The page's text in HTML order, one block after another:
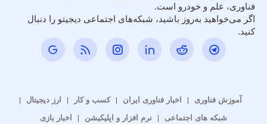
فناوری، علم و خودرو است.
اگر می‌خواهید به‌روز باشید، شبکه‌های اجتماعی دیجیتو را دنبال
کنید.
آموزش فناوری اخبار فناوری ایران کسب و کار
ارز دیجیتال
شبکه های اجتماعی
نرم افزار و اپلیکیشن اخبار بازی